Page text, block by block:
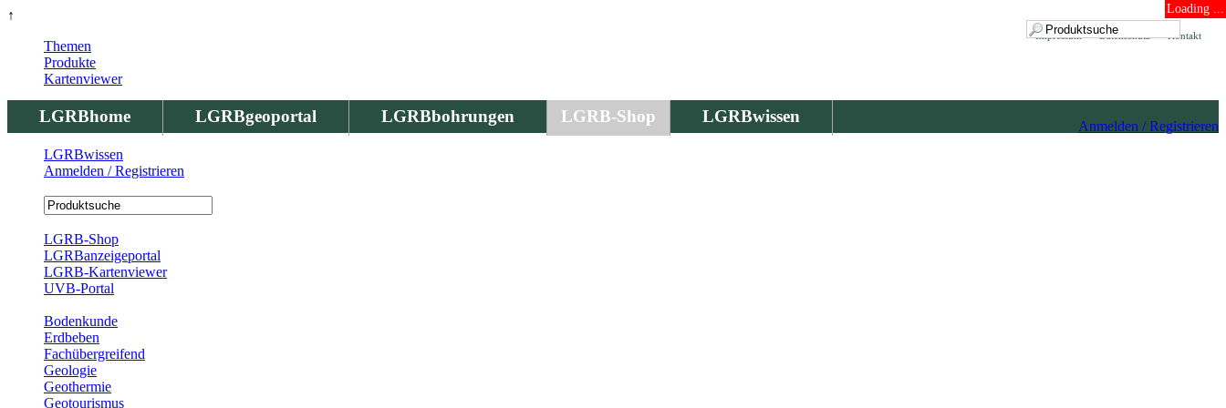
↑ Loading ...
Kontakt
Datenschutz
Impressum
LGRBhome LGRBgeoportal LGRBbohrungen LGRB-Shop LGRBwissen
Anmelden / Registrieren
Themen
Produkte
Kartenviewer
LGRBwissen
Anmelden / Registrieren
LGRB-Shop
LGRBanzeigeportal
LGRB-Kartenviewer
UVB-Portal
Bodenkunde
Erdbeben
Fachübergreifend
Geologie
Geothermie
Geotourismus